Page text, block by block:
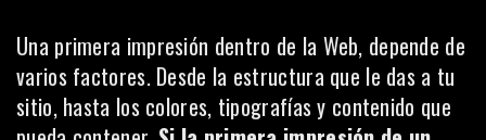
Una primera impresión dentro de la Web, depende de
varios factores. Desde la estructura que le das a tu
sitio, hasta los colores, tipografías y contenido que